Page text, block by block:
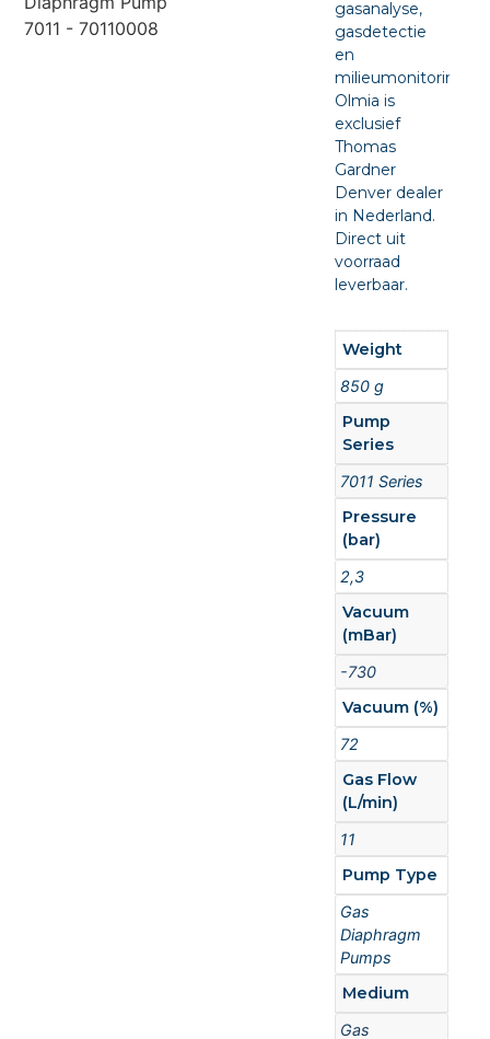
gasanalyse,
gasdetectie
en
milieumonitoring.
Olmia is
exclusief
Thomas
Gardner
Denver dealer
in Nederland.
Direct uit
voorraad
leverbaar.
Weight
850 g
Pump
Series
7011 Series
Pressure
(bar)
2,3
Vacuum
(mBar)
-730
Vacuum (%)
72
Gas Flow
(L/min)
11
Pump Type
Gas
Diaphragm
Pumps
Medium
Gas